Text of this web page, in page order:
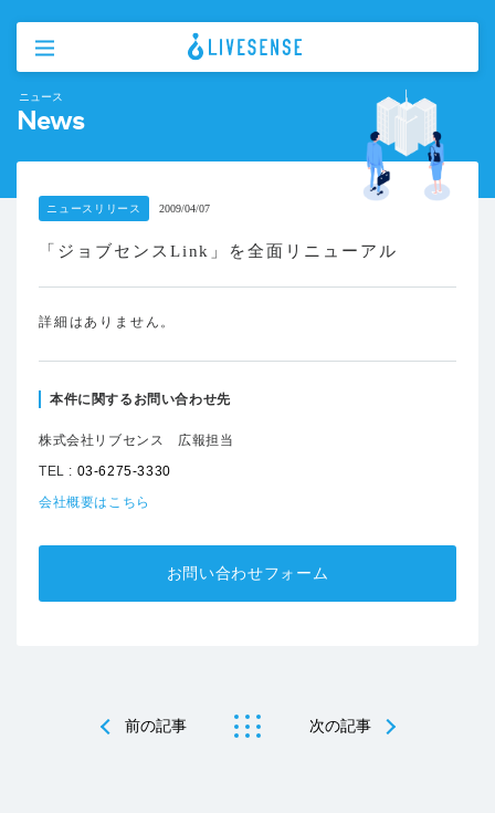
ニュース
News
ニュースリリース 2009/04/07
「ジョブセンスLink」を全面リニューアル
詳細はありません。
本件に関するお問い合わせ先
株式会社リブセンス 広報担当
TEL : 03-6275-3330
会社概要はこちら
お問い合わせフォーム
前の記事 次の記事